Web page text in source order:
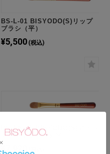
BS-L-01 BISYODO(S)リップ
ブラシ（平）
¥5,500 (税込)
BS-ES-05 BISYODO(S)アイシ
ャドーブラシ（丸平）
¥7,920